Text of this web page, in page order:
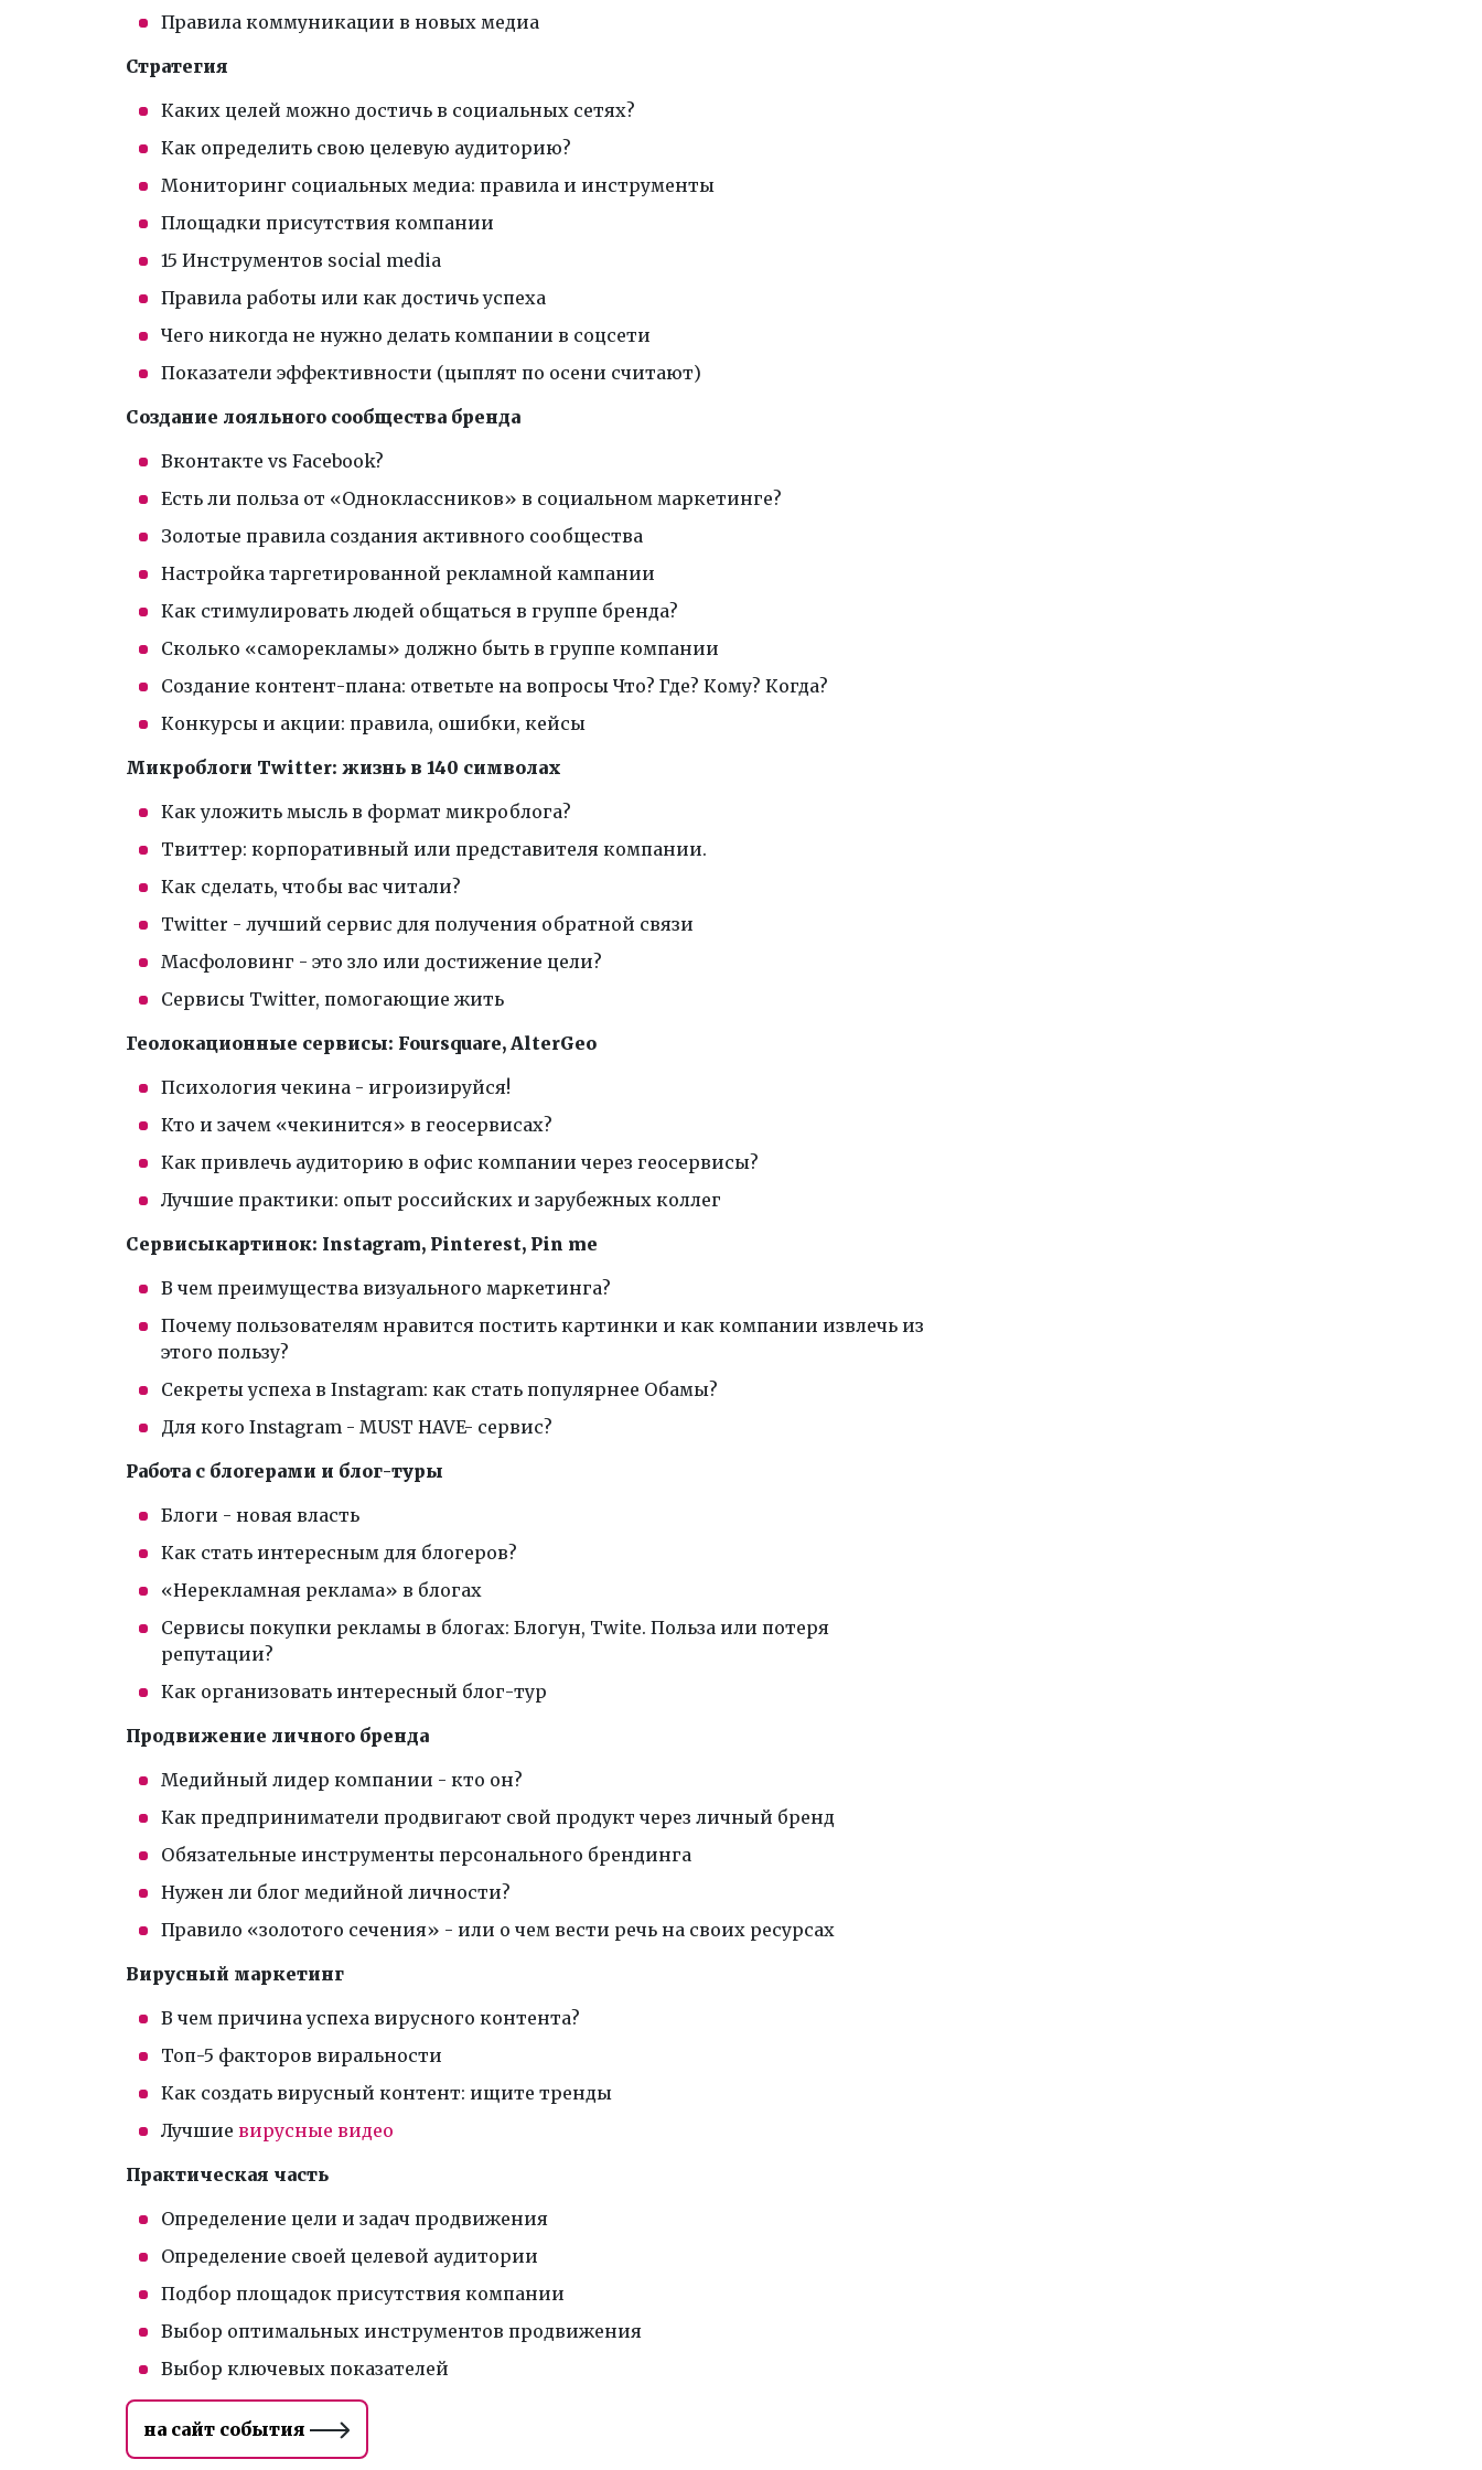
Правила коммуникации в новых медиа
Стратегия
Каких целей можно достичь в социальных сетях?
Как определить свою целевую аудиторию?
Мониторинг социальных медиа: правила и инструменты
Площадки присутствия компании
15 Инструментов social media
Правила работы или как достичь успеха
Чего никогда не нужно делать компании в соцсети
Показатели эффективности (цыплят по осени считают)
Создание лояльного сообщества бренда
Вконтакте vs Facebook?
Есть ли польза от «Одноклассников» в социальном маркетинге?
Золотые правила создания активного сообщества
Настройка таргетированной рекламной кампании
Как стимулировать людей общаться в группе бренда?
Сколько «саморекламы» должно быть в группе компании
Создание контент-плана: ответьте на вопросы Что? Где? Кому? Когда?
Конкурсы и акции: правила, ошибки, кейсы
Микроблоги Twitter: жизнь в 140 символах
Как уложить мысль в формат микроблога?
Твиттер: корпоративный или представителя компании.
Как сделать, чтобы вас читали?
Twitter - лучший сервис для получения обратной связи
Масфоловинг - это зло или достижение цели?
Сервисы Twitter, помогающие жить
Геолокационные сервисы: Foursquare, AlterGeo
Психология чекина - игроизируйся!
Кто и зачем «чекинится» в геосервисах?
Как привлечь аудиторию в офис компании через геосервисы?
Лучшие практики: опыт российских и зарубежных коллег
Сервисыкартинок: Instagram, Pinterest, Pin me
В чем преимущества визуального маркетинга?
Почему пользователям нравится постить картинки и как компании извлечь из
этого пользу?
Секреты успеха в Instagram: как стать популярнее Обамы?
Для кого Instagram - MUST HAVE- сервис?
Работа с блогерами и блог-туры
Блоги - новая власть
Как стать интересным для блогеров?
«Нерекламная реклама» в блогах
Сервисы покупки рекламы в блогах: Блогун, Twite. Польза или потеря
репутации?
Как организовать интересный блог-тур
Продвижение личного бренда
Медийный лидер компании - кто он?
Как предприниматели продвигают свой продукт через личный бренд
Обязательные инструменты персонального брендинга
Нужен ли блог медийной личности?
Правило «золотого сечения» - или о чем вести речь на своих ресурсах
Вирусный маркетинг
В чем причина успеха вирусного контента?
Топ-5 факторов виральности
Как создать вирусный контент: ищите тренды
Лучшие вирусные видео
Практическая часть
Определение цели и задач продвижения
Определение своей целевой аудитории
Подбор площадок присутствия компании
Выбор оптимальных инструментов продвижения
Выбор ключевых показателей
на сайт события